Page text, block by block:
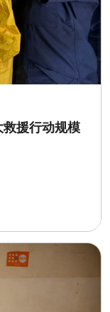
救援行动规模